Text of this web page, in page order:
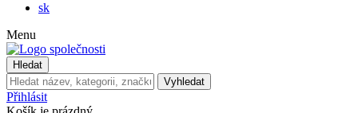
sk
Menu
Hledat
Vyhledat
Přihlásit